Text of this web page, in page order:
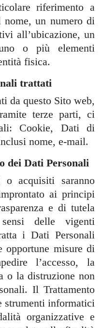
riferimento a
un numero di
all’ubicazione, un
o più elementi
fisica.
trattati
da questo Sito web,
terze parti, ci
Cookie, Dati di
nome, e-mail.
dei Dati Personali
acquisiti saranno
ai principi
e di tutela
delle vigenti
i Dati Personali
opportune misure di
l’accesso, la
o la distruzione non
Il Trattamento
strumenti informatici
organizzative e